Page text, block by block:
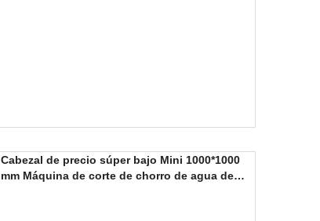
Cabezal de precio súper bajo Mini 1000*1000
mm Máquina de corte de chorro de agua de